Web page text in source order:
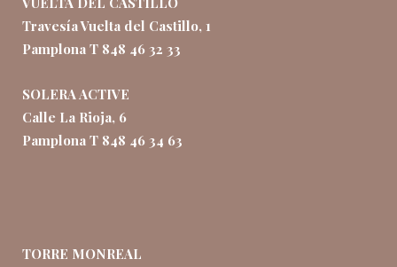
Travesía Vuelta del Castillo, 1
Pamplona T 848 46 32 33
SOLERA ACTIVE
Calle La Rioja, 6
Pamplona T 848 46 34 63
TORRE MONREAL